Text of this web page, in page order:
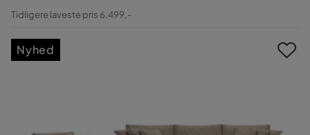
Pris
Original
Tidligere laveste pris 6.499,-
Nyhed